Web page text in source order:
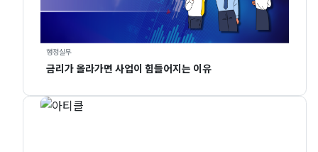
행정실무
금리가 올라가면 사업이 힘들어지는 이유